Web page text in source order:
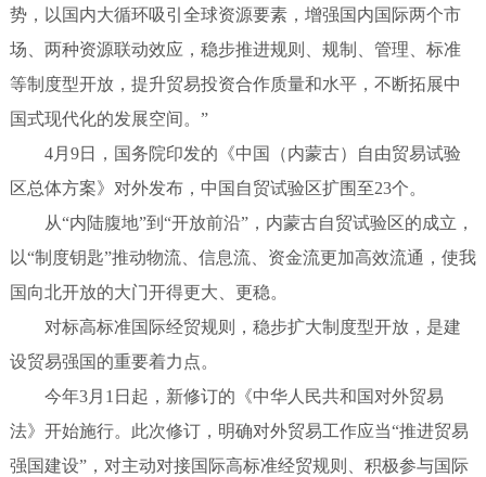
势，以国内大循环吸引全球资源要素，增强国内国际两个市
场、两种资源联动效应，稳步推进规则、规制、管理、标准
等制度型开放，提升贸易投资合作质量和水平，不断拓展中
国式现代化的发展空间。”
4月9日，国务院印发的《中国（内蒙古）自由贸易试验
区总体方案》对外发布，中国自贸试验区扩围至23个。
从“内陆腹地”到“开放前沿”，内蒙古自贸试验区的成立，
以“制度钥匙”推动物流、信息流、资金流更加高效流通，使我
国向北开放的大门开得更大、更稳。
对标高标准国际经贸规则，稳步扩大制度型开放，是建
设贸易强国的重要着力点。
今年3月1日起，新修订的《中华人民共和国对外贸易
法》开始施行。此次修订，明确对外贸易工作应当“推进贸易
强国建设”，对主动对接国际高标准经贸规则、积极参与国际